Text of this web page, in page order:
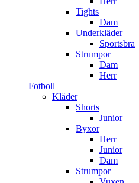
Tights
Dam
Underkläder
Sportsbra
Strumpor
Dam
Herr
Fotboll
Kläder
Shorts
Junior
Byxor
Herr
Junior
Dam
Strumpor